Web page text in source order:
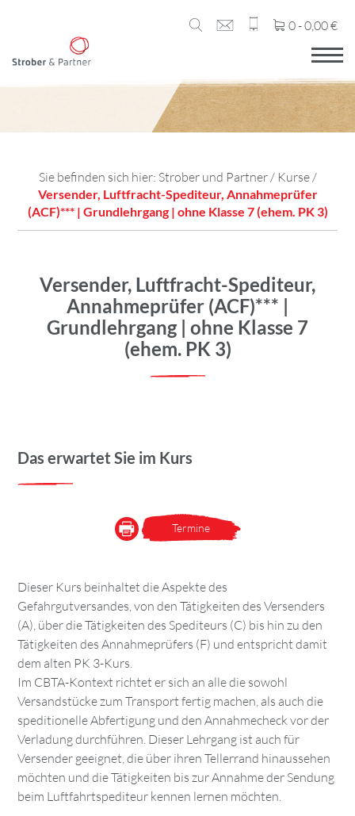
0 -0,00€
Sie befinden sich hier: Strober und Partner/ Kurse/
Versender, Luftfracht-Spediteur, Annahmeprüfer
(ACF)*** | Grundlehrgang | ohne Klasse 7 (ehem. PK 3)
Versender, Luftfracht-Spediteur,
Annahmeprüfer (ACF)*** |
Grundlehrgang | ohne Klasse 7
(ehem. PK 3)
Das erwartet Sie im Kurs
Termine
Dieser Kurs beinhaltet die Aspekte des
Gefahrgutversandes, von den Tätigkeiten des Versenders
(A), über die Tätigkeiten des Spediteurs (C) bis hin zu den
Tätigkeiten des Annahmeprüfers (F) und entspricht damit
dem alten PK 3-Kurs.
Im CBTA-Kontext richtet er sich an alle die sowohl
Versandstücke zum Transport fertig machen, als auch die
speditionelle Abfertigung und den Annahmecheck vor der
Verladung durchführen. Dieser Lehrgang ist auch für
Versender geeignet, die über ihren Tellerrand hinaussehen
möchten und die Tätigkeiten bis zur Annahme der Sendung
beim Luftfahrtspediteur kennen lernen möchten.